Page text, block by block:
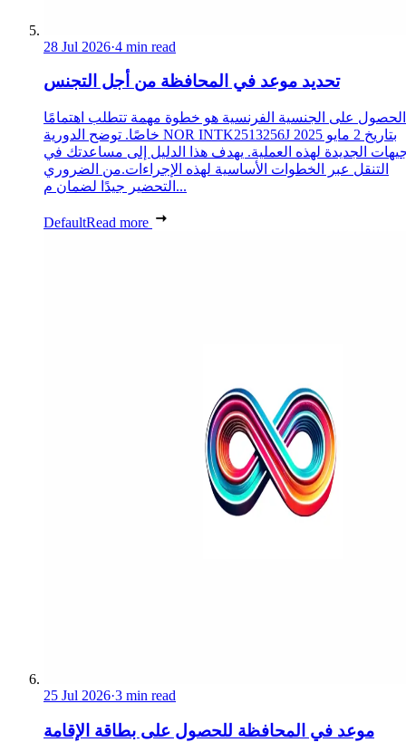
28 Jul 2026·4 min read
تحديد موعد في المحافظة من أجل التجنس
الحصول على الجنسية الفرنسية هو خطوة مهمة تتطلب اهتمامًا
خاصًا. توضح الدورية NOR INTK2513256J بتاريخ 2 مايو 2025
الجديدة لهذه العملية. يهدف هذا الدليل إلى مساعدتك في
التنقل عبر الخطوات الأساسية لهذه الإجراءات.من الضروري
التحضير جيدًا لضمان م...
DefaultRead more
25 Jul 2026·3 min read
موعد في المحافظة للحصول على بطاقة الإقامة